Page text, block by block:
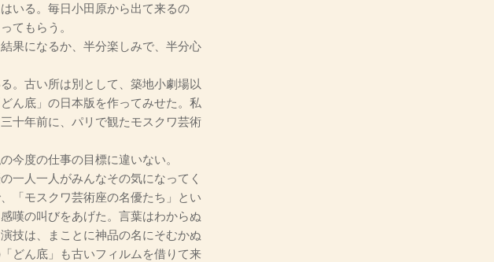
いる。毎日小田原から出て来るの
てもらう。
果になるか、半分楽しみで、半分心
。古い所は別として、築地小劇場以
ん底」の日本版を作ってみせた。私
十年前に、パリで観たモスクワ芸術
今度の仕事の目標に違いない。
一人一人がみんなその気になってく
「モスクワ芸術座の名優たち」とい
嘆の叫びをあげた。言葉はわからぬ
技は、まことに神品の名にそむかぬ
どん底」も古いフィルムを借りて来